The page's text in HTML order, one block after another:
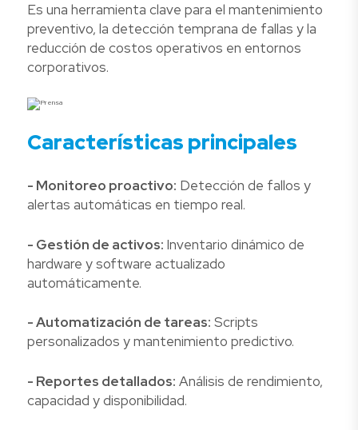
Es una herramienta clave para el mantenimiento
preventivo, la detección temprana de fallas y la
reducción de costos operativos en entornos
corporativos.
Características principales
- Monitoreo proactivo: Detección de fallos y
alertas automáticas en tiempo real.
- Gestión de activos: Inventario dinámico de
hardware y software actualizado
automáticamente.
- Automatización de tareas: Scripts
personalizados y mantenimiento predictivo.
- Reportes detallados: Análisis de rendimiento,
capacidad y disponibilidad.